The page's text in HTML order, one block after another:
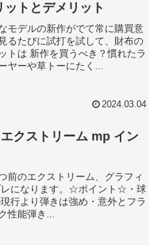
ットとデメリット
モデルの新作がでて常に購買意
るたびに試打を試して、財布の
トは 新作を買うべき？慣れたラ
ヤーや草トーにたく...
2024.03.04
クストリーム mp イン
前のエクストリーム、グラフィ
レになります。☆ポイント☆・球
行より弾きは強め・意外とフラ
性能弾き...